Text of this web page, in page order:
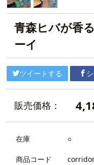
青森ヒバが香
ーイ
ツイートする
販売価格：
在庫 ○
商品コード